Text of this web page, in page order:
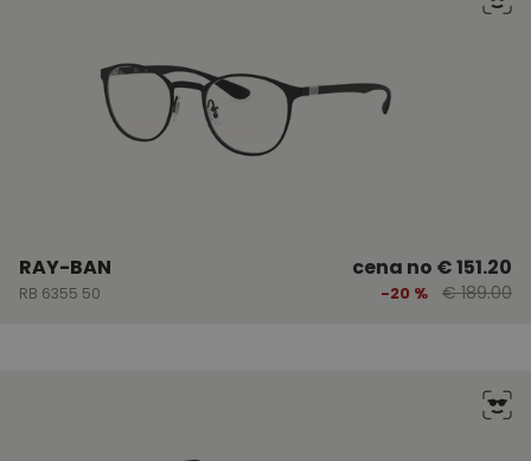
RAY-BAN
RB 6355 50
cena no € 151.20
-20 % € 189.00